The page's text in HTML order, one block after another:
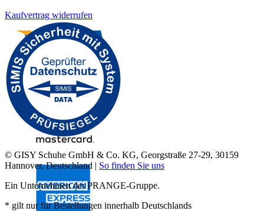
Kaufvertrag widerrufen
© GISY Schuhe GmbH & Co. KG, Georgstraße 27-29, 30159
Hannover, Deutschland | So finden Sie uns
Ein Unternehmen der PRANGE-Gruppe.
* gilt nur für Bestellungen innerhalb Deutschlands